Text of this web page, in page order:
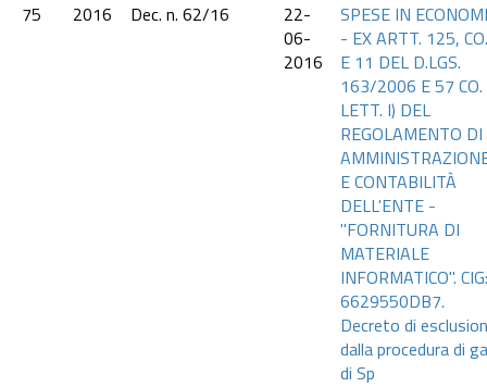
75
2016 Dec. n. 62/16
22-
06-
2016
SPESE IN
- EX ARTT. 125,
E 11 DEL D.LGS.
163/2006 E 57
LETT. I) DEL
REGOLAMENTO DI
E CONTABILITÀ
DELL'ENTE -
"FORNITURA DI
MATERIALE
INFORMATICO". CIG:
6629550DB7.
Decreto di
dalla procedura di
di Sp